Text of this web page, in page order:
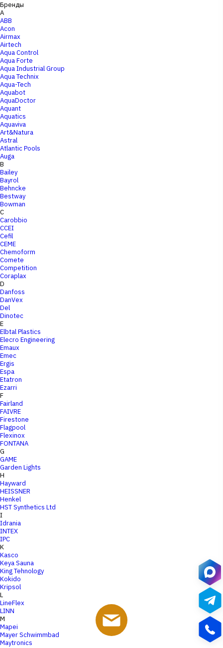
Бренды
A
ABB
Acon
Airmax
Airtech
Aqua Control
Aqua Forte
Aqua Industrial Group
Aqua Technix
Aqua-Tech
Aquabot
AquaDoctor
Aquant
Aquatics
Aquaviva
Art&Natura
Astral
Atlantic Pools
Auga
B
Bailey
Bayrol
Behncke
Bestway
Bowman
C
Carobbio
CCEI
Cefil
CEME
Chemoform
Comete
Competition
Coraplax
D
Danfoss
DanVex
Del
Dinotec
E
Elbtal Plastics
Elecro Engineering
Emaux
Emec
Ergis
Espa
Etatron
Ezarri
F
Fairland
FAIVRE
Firestone
Flagpool
Flexinox
FONTANA
G
GAME
Garden Lights
H
Hayward
HEISSNER
Henkel
HST Synthetics Ltd
I
Idrania
INTEX
IPC
K
Kasco
Keya Sauna
King Tehnology
Kokido
Kripsol
L
LineFlex
LINN
M
Mapei
Mayer Schwimmbad
Maytronics